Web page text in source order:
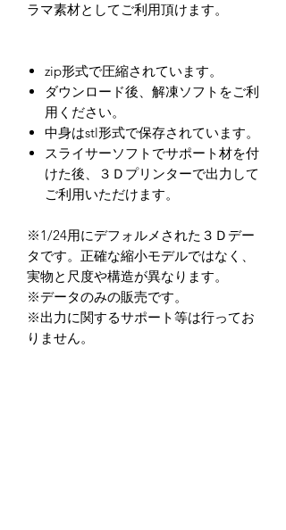
ラマ素材としてご利用頂けます。
zip形式で圧縮されています。
ダウンロード後、解凍ソフトをご利
用ください。
中身はstl形式で保存されています。
スライサーソフトでサポート材を付
けた後、３Ｄプリンターで出力して
ご利用いただけます。
※1/24用にデフォルメされた３Ｄデー
タです。正確な縮小モデルではなく、
実物と尺度や構造が異なります。
※データのみの販売です。
※出力に関するサポート等は行ってお
りません。